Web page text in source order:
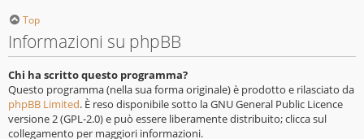
Top
Informazioni su phpBB
Chi ha scritto questo programma?
Questo programma (nella sua forma originale) è prodotto e rilasciato da
phpBB Limited. È reso disponibile sotto la GNU General Public Licence
versione 2 (GPL-2.0) e può essere liberamente distribuito; clicca sul
collegamento per maggiori informazioni.